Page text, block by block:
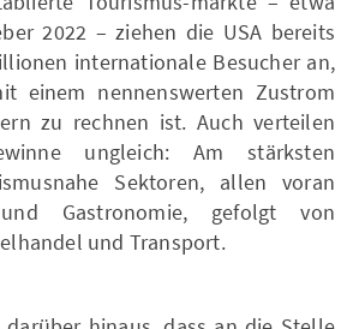
2022 – ziehen die USA bereits
internationale Besucher an,
einem nennenswerten Zustrom
zu rechnen ist. Auch verteilen
ungleich: Am stärksten
Sektoren, allen voran
und Gastronomie, gefolgt von
und Transport.